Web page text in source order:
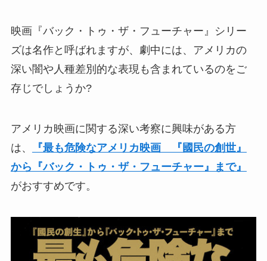
映画『バック・トゥ・ザ・フューチャー』シリー
ズは名作と呼ばれますが、劇中には、アメリカの
深い闇や人種差別的な表現も含まれているのをご
存じでしょうか?
アメリカ映画に関する深い考察に興味がある方
は、
『最も危険なアメリカ映画 『國民の創世』
から『バック・トゥ・ザ・フューチャー』まで』
がおすすめです。